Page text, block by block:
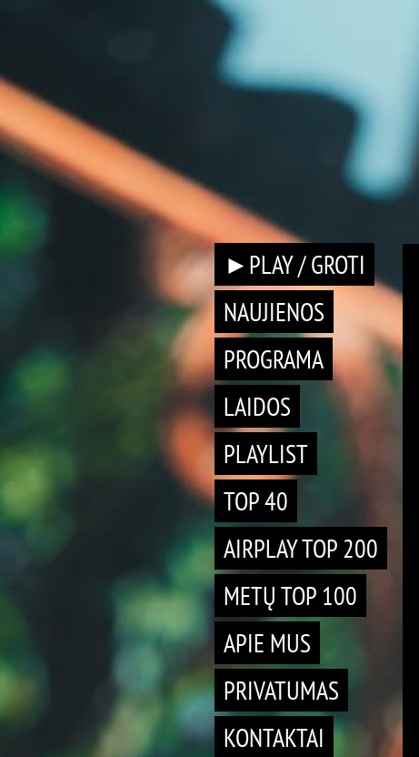
►PLAY / GROTI
NAUJIENOS
PROGRAMA
LAIDOS
PLAYLIST
TOP 40
AIRPLAY TOP 200
METŲ TOP 100
APIE MUS
PRIVATUMAS
KONTAKTAI